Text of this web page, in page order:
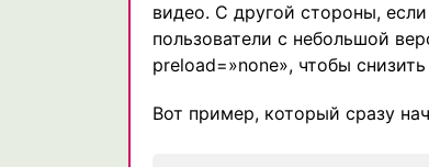
видео. С другой стороны,
пользователи с небольшой
preload=»none», чтобы
Вот пример, который сразу